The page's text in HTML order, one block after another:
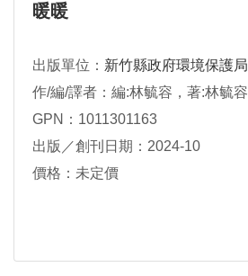
暖暖
出版單位： 新竹縣政府環境保護局
作/編/譯者：編:林毓容，著:林毓容
GPN：1011301163
出版／創刊日期：2024-10
價格：未定價